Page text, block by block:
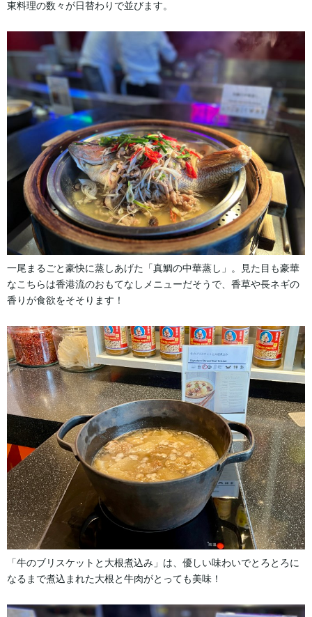
東料理の数々が日替わりで並びます。
一尾まるごと豪快に蒸しあげた「真鯛の中華蒸し」。見た目も豪華
なこちらは香港流のおもてなしメニューだそうで、香草や長ネギの
香りが食欲をそそります！
「牛のブリスケットと大根煮込み」は、優しい味わいでとろとろに
なるまで煮込まれた大根と牛肉がとっても美味！